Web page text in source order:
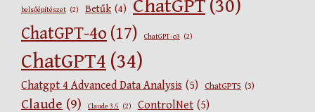
belsőépítészet (2) Betűk (4) ChatGPT (30)
ChatGPT-4o (17) ChatGPT-o3 (2)
ChatGPT4 (34)
Chatgpt 4 Advanced Data Analysis (5) ChatGPT5 (3)
Claude (9) Claude 3.5 (2) ControlNet (5)